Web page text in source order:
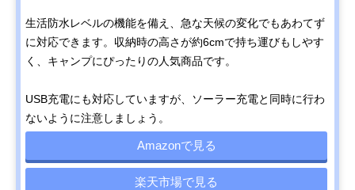
生活防水レベルの機能を備え、急な天候の変化でもあわてず
に対応できます。収納時の高さが約6cmで持ち運びもしやす
く、キャンプにぴったりの人気商品です。
USB充電にも対応していますが、ソーラー充電と同時に行わ
ないように注意しましょう。
Amazonで見る
楽天市場で見る